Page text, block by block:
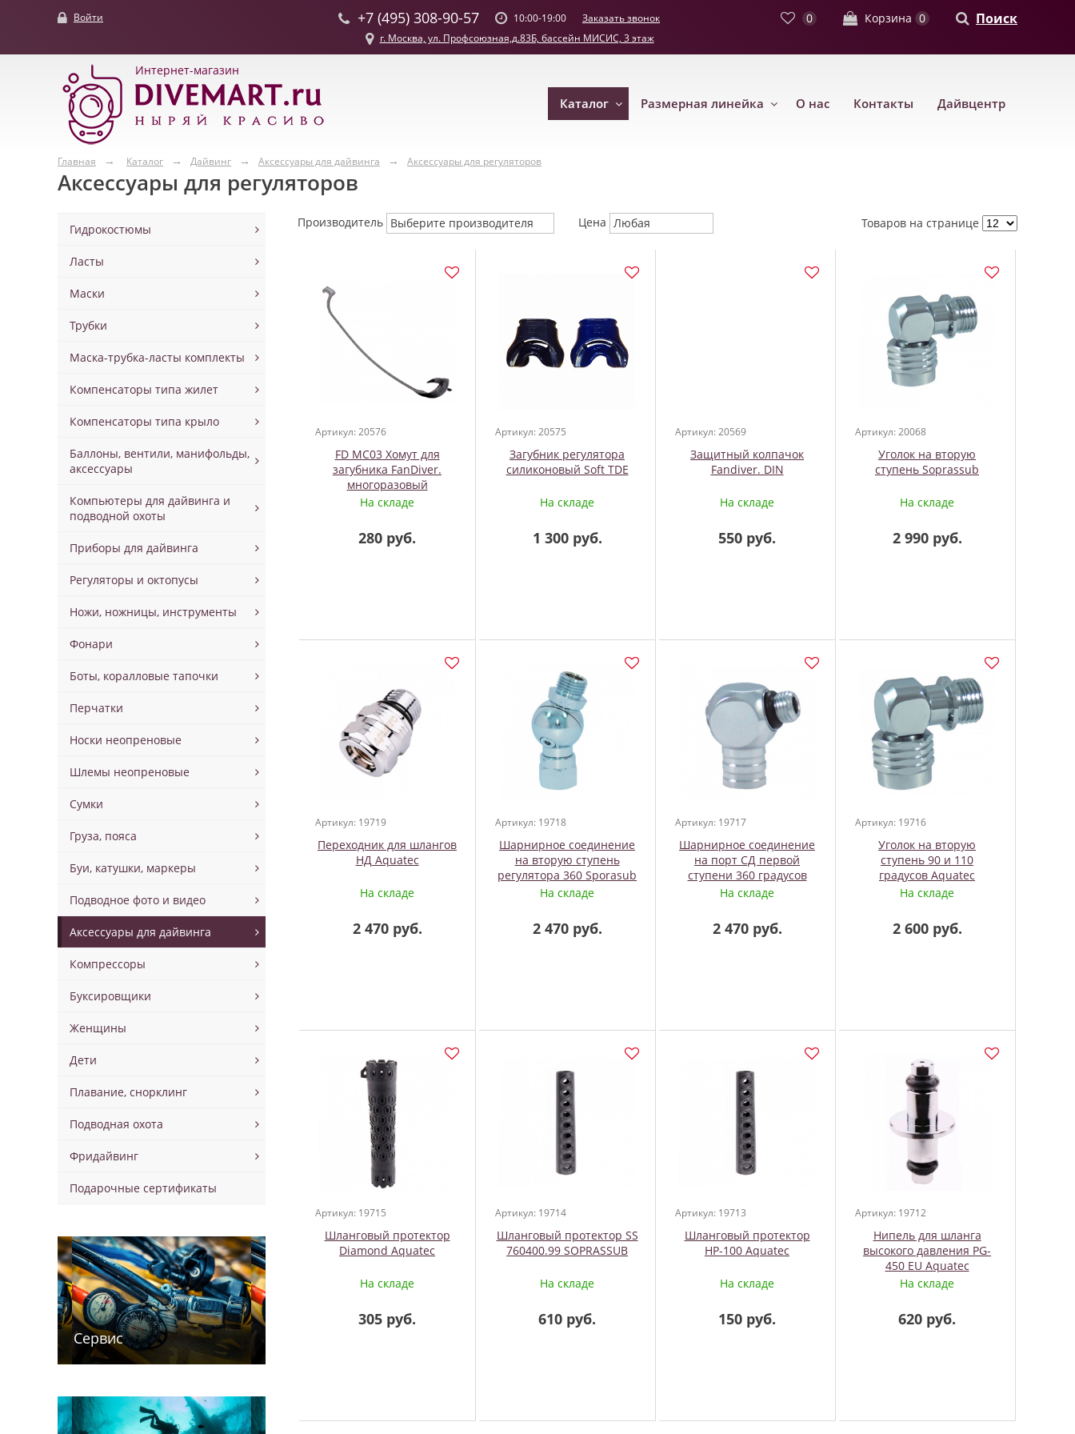
Войти +7 (495) 308-90-57 10:00-19:00 Заказать звонок 0 Корзина 0 Поиск
г. Москва, ул. Профсоюзная,д.83Б, бассейн МИСИС, 3 этаж
Интернет-магазин
Каталог Размерная линейка О нас Контакты Дайвцентр
Главная Каталог Дайвинг Аксессуары для дайвинга Аксессуары для регуляторов
Аксессуары для регуляторов
Гидрокостюмы
Ласты
Маски
Трубки
Маска-трубка-ласты комплекты
Компенсаторы типа жилет
Компенсаторы типа крыло
Баллоны, вентили, манифольды,
аксессуары
Компьютеры для дайвинга и
подводной охоты
Приборы для дайвинга
Регуляторы и октопусы
Ножи, ножницы, инструменты
Фонари
Боты, коралловые тапочки
Перчатки
Носки неопреновые
Шлемы неопреновые
Сумки
Груза, пояса
Буи, катушки, маркеры
Подводное фото и видео
Аксессуары для дайвинга
Компрессоры
Буксировщики
Женщины
Дети
Плавание, снорклинг
Подводная охота
Фридайвинг
Подарочные сертификаты
Сервис
Производитель Выберите производителя Цена Любая Товаров на странице
Артикул: 20576
FD MC03 Хомут для
загубника FanDiver.
многоразовый
На складе
280 руб.
Артикул: 20575
Загубник регулятора
силиконовый Soft TDE
На складе
1 300 руб.
Артикул: 20569
Защитный колпачок
Fandiver. DIN
На складе
550 руб.
Артикул: 20068
Уголок на вторую
ступень Soprassub
На складе
2 990 руб.
Артикул: 19719
Переходник для шлангов
НД Aquatec
На складе
2 470 руб.
Артикул: 19718
Шарнирное соединение
на вторую ступень
регулятора 360 Sporasub
На складе
2 470 руб.
Артикул: 19717
Шарнирное соединение
на порт СД первой
ступени 360 градусов
SOPRASSUB
На складе
2 470 руб.
Артикул: 19716
Уголок на вторую
ступень 90 и 110
градусов Aquatec
На складе
2 600 руб.
Артикул: 19715
Шланговый протектор
Diamond Aquatec
На складе
305 руб.
Артикул: 19714
Шланговый протектор SS
760400.99 SOPRASSUB
На складе
610 руб.
Артикул: 19713
Шланговый протектор
HP-100 Aquatec
На складе
150 руб.
Артикул: 19712
Нипель для шланга
высокого давления PG-
450 EU Aquatec
На складе
620 руб.